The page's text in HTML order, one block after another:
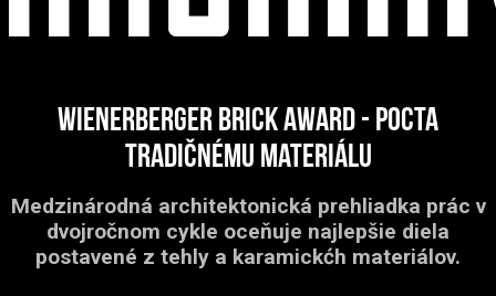
Wienerberger Brick award - pocta
tradičnému materiálu
Medzinárodná architektonická prehliadka prác v
dvojročnom cykle oceňuje najlepšie diela
postavené z tehly a karamickćh materiálov.